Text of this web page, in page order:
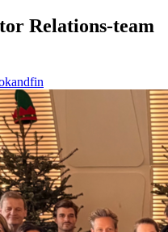
Relations-team